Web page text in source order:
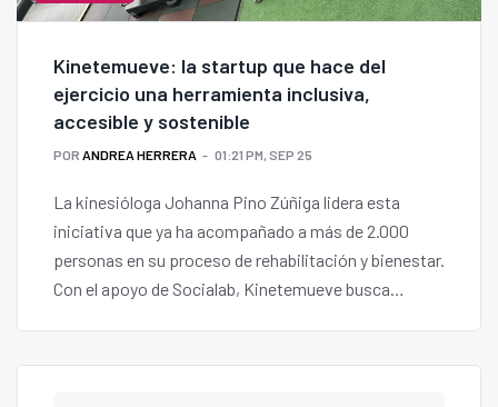
Kinetemueve: la startup que hace del
ejercicio una herramienta inclusiva,
accesible y sostenible
POR ANDREA HERRERA 01:21 PM, SEP 25
La kinesióloga Johanna Pino Zúñiga lidera esta
iniciativa que ya ha acompañado a más de 2.000
personas en su proceso de rehabilitación y bienestar.
Con el apoyo de Socialab, Kinetemueve busca